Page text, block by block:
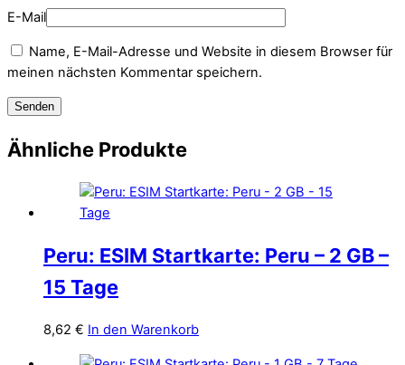
E-Mail
Name, E-Mail-Adresse und Website in diesem Browser für
meinen nächsten Kommentar speichern.
Ähnliche Produkte
Peru: ESIM Startkarte: Peru – 2 GB –
15 Tage
8,62 € In den Warenkorb